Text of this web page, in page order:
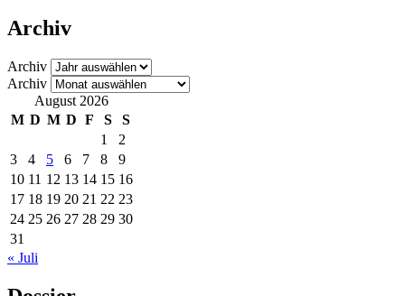
Archiv
Archiv
Archiv
August 2026
M D M D F S
S
1
2
3
4 5 6 7 8
9
10 11 12 13 14 15 16
17 18 19 20 21 22 23
24 25 26 27 28 29 30
31
« Juli